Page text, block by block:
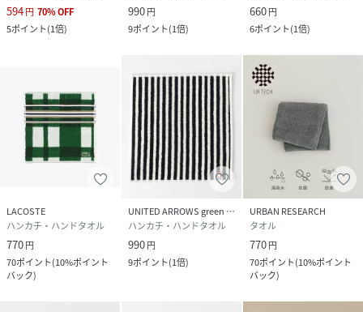
594円 70%OFF
5ポイント(1倍)
990円
9ポイント(1倍)
660円
6ポイント(1倍)
LACOSTE
ハンカチ・ハンドタオル
770円
70ポイント(10%ポイント
バック)
UNITED ARROWS green label relaxing
ハンカチ・ハンドタオル
990円
9ポイント(1倍)
URBAN RESEARCH
タオル
770円
70ポイント(10%ポイント
バック)